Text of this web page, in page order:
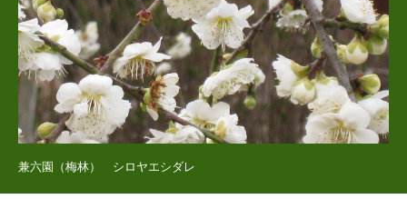
兼六園（梅林） シロヤエシダレ